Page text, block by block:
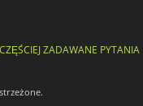
ZADAWANE PYTANIA